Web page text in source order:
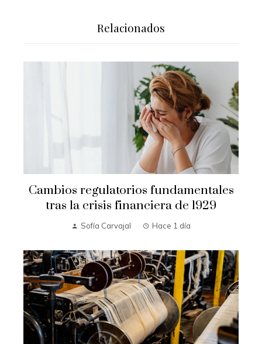
Relacionados
Cambios regulatorios fundamentales
tras la crisis financiera de 1929
Sofía Carvajal Hace 1 día